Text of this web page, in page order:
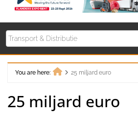
You are here:
25 miljard euro
25 miljard euro